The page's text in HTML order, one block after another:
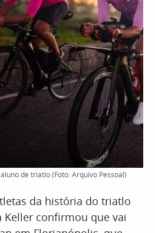
de triatlo (Foto: Arquivo Pessoal)
da história do triatlo
Keller confirmou que vai